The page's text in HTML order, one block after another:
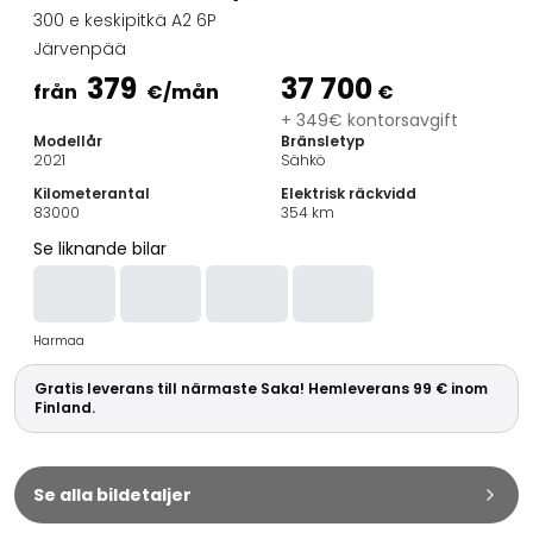
Kombibilar
Stadsbilar
Dragfordon
Kommersiella fordon
Auktionsbilar
Prisvärda bilar
Bilmärken
Audi
BMW
Kia
Mercedes-Benz
Polestar
Skoda
Tesla
Toyota
300 e keskipitkä A2 6P
Järvenpää
från 379 €/mån 37 700 €
+ 349€ kontorsavgift
Modellår
2021
Bränsletyp
Sähkö
Kilometerantal
83000
Elektrisk räckvidd
354 km
Se liknande bilar
Harmaa
Gratis leverans till närmaste Saka! Hemleverans 99 € inom
Finland.
Se alla bildetaljer